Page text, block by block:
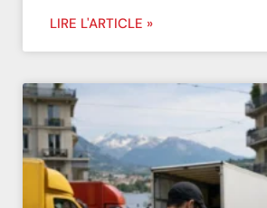
LIRE L'ARTICLE »